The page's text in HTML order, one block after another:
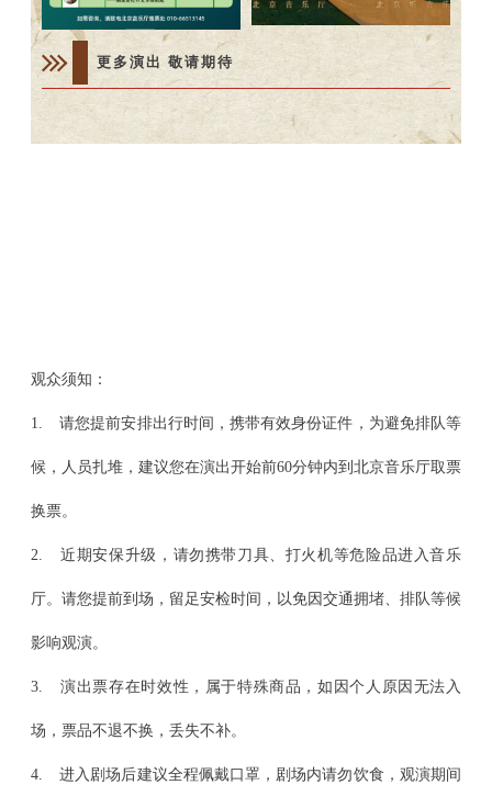
更多演出 敬请期待
观众须知：
1. 请您提前安排出行时间，携带有效身份证件，为避免排队等
候，人员扎堆，建议您在演出开始前60分钟内到北京音乐厅取票
换票。
2. 近期安保升级，请勿携带刀具、打火机等危险品进入音乐
厅。请您提前到场，留足安检时间，以免因交通拥堵、排队等候
影响观演。
3. 演出票存在时效性，属于特殊商品，如因个人原因无法入
场，票品不退不换，丢失不补。
4. 进入剧场后建议全程佩戴口罩，剧场内请勿饮食，观演期间